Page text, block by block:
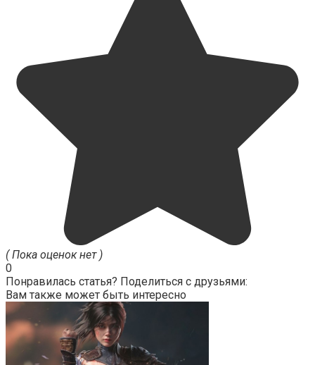
( Пока оценок нет )
0
Понравилась статья? Поделиться с друзьями:
Вам также может быть интересно